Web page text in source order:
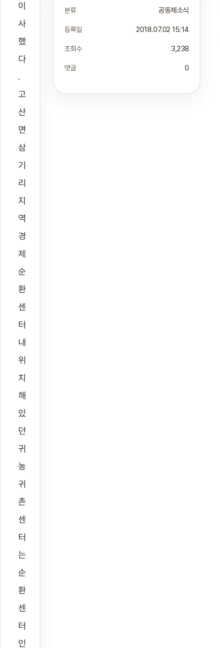
이
사
했
다
.
고
산
면
삼
기
리
지
역
경
제
순
환
센
터
내
위
치
해
있
던
귀
농
귀
촌
센
터
는
순
환
센
터
인
분류 공동체소식
등록일 2018.07.02 15:14
조회수 3,238
댓글 0